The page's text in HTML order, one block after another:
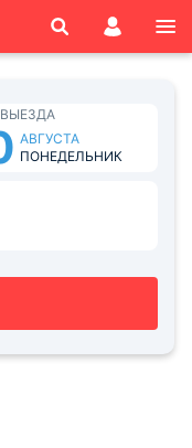
АВГУСТА
ПОНЕДЕЛЬНИК